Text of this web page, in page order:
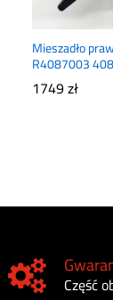
Mieszadło
R4087003
1749zł
Część